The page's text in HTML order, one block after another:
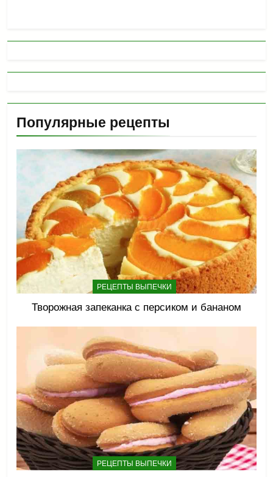
Популярные рецепты
РЕЦЕПТЫ ВЫПЕЧКИ
Творожная запеканка с персиком и бананом
РЕЦЕПТЫ ВЫПЕЧКИ